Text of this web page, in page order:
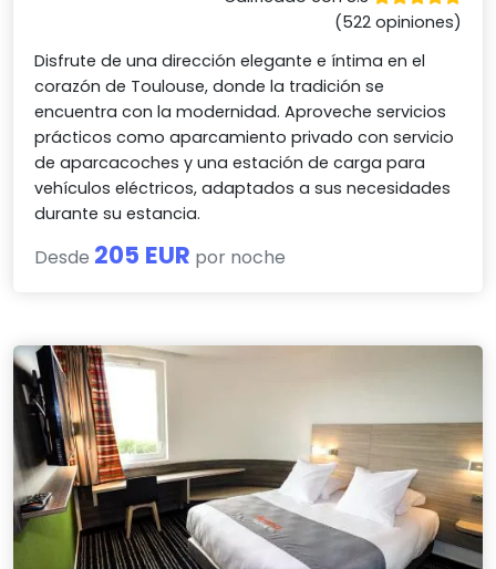
(522 opiniones)
Disfrute de una dirección elegante e íntima en el
corazón de Toulouse, donde la tradición se
encuentra con la modernidad. Aproveche servicios
prácticos como aparcamiento privado con servicio
de aparcacoches y una estación de carga para
vehículos eléctricos, adaptados a sus necesidades
durante su estancia.
Desde 205 EUR por noche